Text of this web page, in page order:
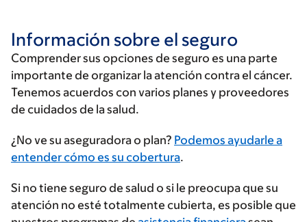
Información sobre el seguro
Comprender sus opciones de seguro es una parte
importante de organizar la atención contra el cáncer.
Tenemos acuerdos con varios planes y proveedores
de cuidados de la salud.
Ingrese
su
de
seguros
¿No ve su aseguradora o plan? Podemos ayudarle a
entender cómo es su cobertura.
Si no tiene seguro de salud o si le preocupa que su
atención no esté totalmente cubierta, es posible que